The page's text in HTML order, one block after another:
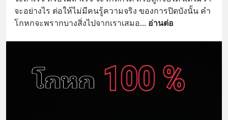
จะอย่างไร ต่อให้ไม่มีคนรู้ความจริง ของการปิดบังนั้น คำ
โกหกจะพรากบางสิ่งไปจากเราเสมอ... อ่านต่อ